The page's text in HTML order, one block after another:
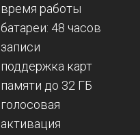
время работы
батареи: 48 часов
записи
поддержка карт
памяти до 32 ГБ
голосовая
активация